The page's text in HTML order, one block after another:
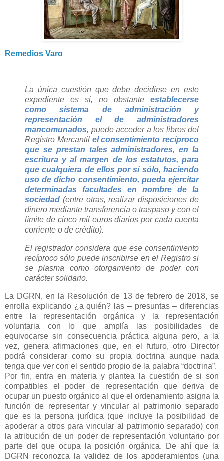
Remedios Varo
La única cuestión que debe decidirse en este
expediente es si, no obstante establecerse
como sistema de administración y
representación el de administradores
mancomunados, puede acceder a los libros del
Registro Mercantil el consentimiento recíproco
que se prestan tales administradores, en la
escritura y al margen de los estatutos, para
que cualquiera de ellos por sí sólo, haciendo
uso de dicho consentimiento, pueda ejercitar
determinadas facultades en nombre de la
sociedad (entre otras, realizar disposiciones de
dinero mediante transferencia o traspaso y con el
límite de cinco mil euros diarios por cada cuenta
corriente o de crédito).
El registrador considera que ese consentimiento
recíproco sólo puede inscribirse en el Registro si
se plasma como otorgamiento de poder con
carácter solidario.
La DGRN, en la Resolución de 13 de febrero de 2018, se
enrolla explicando ¿a quién? las – presuntas – diferencias
entre la representación orgánica y la representación
voluntaria con lo que amplía las posibilidades de
equivocarse sin consecuencia práctica alguna pero, a la
vez, genera afirmaciones que, en el futuro, otro Director
podrá considerar como su propia doctrina aunque nada
tenga que ver con el sentido propio de la palabra “doctrina”.
Por fin, entra en materia y plantea la cuestión de si son
compatibles el poder de representación que deriva de
ocupar un puesto orgánico al que el ordenamiento asigna la
función de representar y vincular al patrimonio separado
que es la persona jurídica (que incluye la posibilidad de
apoderar a otros para vincular al patrimonio separado) con
la atribución de un poder de representación voluntario por
parte del que ocupa la posición orgánica. De ahí que la
DGRN reconozca la validez de los apoderamientos (una